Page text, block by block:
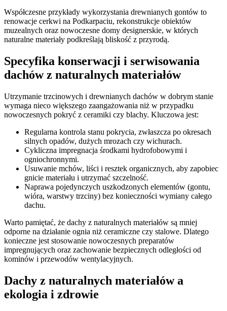
Współczesne przykłady wykorzystania drewnianych gontów to
renowacje cerkwi na Podkarpaciu, rekonstrukcje obiektów
muzealnych oraz nowoczesne domy designerskie, w których
naturalne materiały podkreślają bliskość z przyrodą.
Specyfika konserwacji i serwisowania
dachów z naturalnych materiałów
Utrzymanie trzcinowych i drewnianych dachów w dobrym stanie
wymaga nieco większego zaangażowania niż w przypadku
nowoczesnych pokryć z ceramiki czy blachy. Kluczowa jest:
Regularna kontrola stanu pokrycia, zwłaszcza po okresach
silnych opadów, dużych mrozach czy wichurach.
Cykliczna impregnacja środkami hydrofobowymi i
ogniochronnymi.
Usuwanie mchów, liści i resztek organicznych, aby zapobiec
gnicie materiału i utrzymać szczelność.
Naprawa pojedynczych uszkodzonych elementów (gontu,
wióra, warstwy trzciny) bez konieczności wymiany całego
dachu.
Warto pamiętać, że dachy z naturalnych materiałów są mniej
odporne na działanie ognia niż ceramiczne czy stalowe. Dlatego
konieczne jest stosowanie nowoczesnych preparatów
impregnujących oraz zachowanie bezpiecznych odległości od
kominów i przewodów wentylacyjnych.
Dachy z naturalnych materiałów a
ekologia i zdrowie